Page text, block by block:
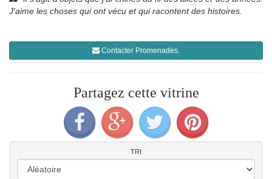
J'aime les choses qui ont vécu et qui racontent des histoires.
Contacter Promenades.
Partagez cette vitrine
TRI